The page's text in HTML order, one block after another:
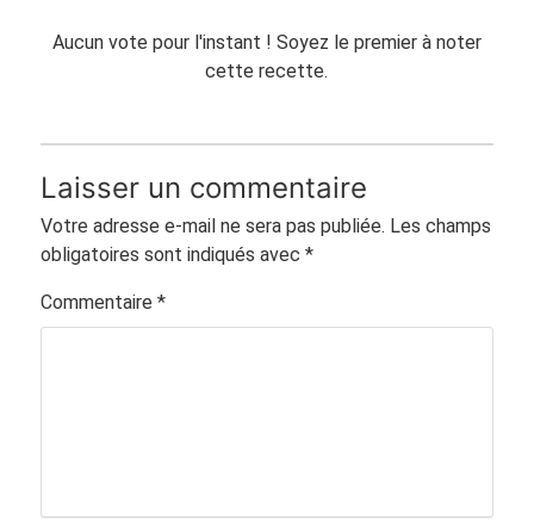
Aucun vote pour l'instant ! Soyez le premier à noter
cette recette.
Laisser un commentaire
Votre adresse e-mail ne sera pas publiée. Les champs
obligatoires sont indiqués avec *
Commentaire *